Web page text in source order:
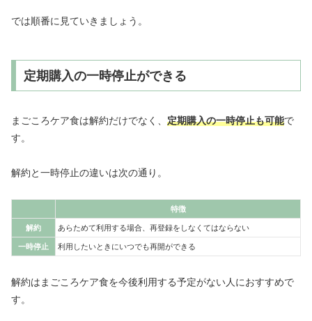
では順番に見ていきましょう。
定期購入の一時停止ができる
まごころケア食は解約だけでなく、 定期購入の一時停止も可能で
す。
解約と一時停止の違いは次の通り。
特徴
解約 あらためて利用する場合、再登録をしなくてはならない
一時停止 利用したいときにいつでも再開ができる
解約はまごころケア食を今後利用する予定がない人におすすめで
す。